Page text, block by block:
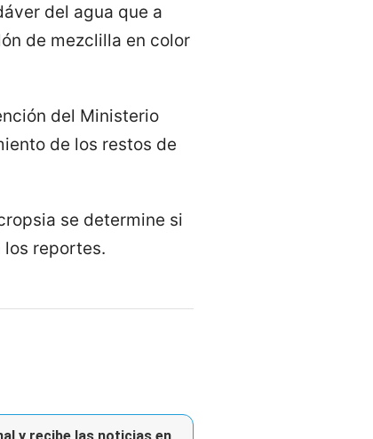
del agua que a
de mezclilla en color
del Ministerio
de los restos de
se determine si
los reportes.